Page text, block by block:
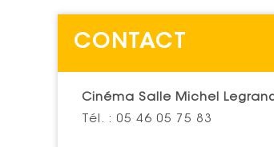
CONTACT
Cinéma Salle Michel Legrand
Tél. : 05 46 05 75 83